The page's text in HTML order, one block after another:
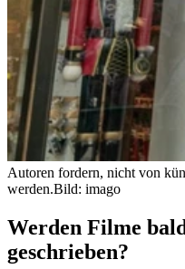
Autoren fordern, nicht von
werden.Bild: imago
Werden Filme
geschrieben?